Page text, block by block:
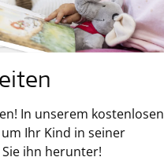
In unserem kostenlosen
Ihr Kind in seiner
ihn herunter!